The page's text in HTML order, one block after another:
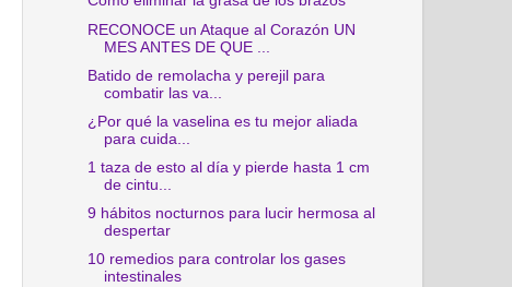
RECONOCE un Ataque al Corazón UN
MES ANTES DE QUE ...
Batido de remolacha y perejil para
combatir las va...
¿Por qué la vaselina es tu mejor aliada
para cuida...
1 taza de esto al día y pierde hasta 1 cm
de cintu...
9 hábitos nocturnos para lucir hermosa al
despertar
10 remedios para controlar los gases
intestinales